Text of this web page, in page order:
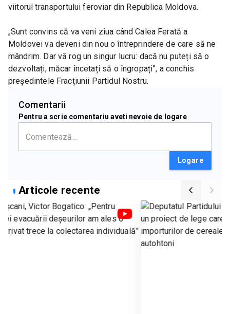
viitorul transportului feroviar din Republica Moldova.
„Sunt convins că va veni ziua când Calea Ferată a
Moldovei va deveni din nou o întreprindere de care să ne
mândrim. Dar vă rog un singur lucru: dacă nu puteți să o
dezvoltați, măcar încetați să o îngropați”, a conchis
președintele Fracțiunii Partidul Nostru.
Comentarii
Pentru a scrie comentariu aveti nevoie de logare
Logare
Articole recente